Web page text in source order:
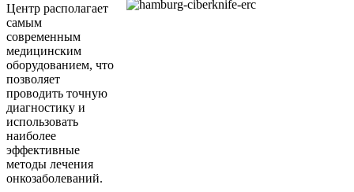
Центр располагает
самым
современным
медицинским
оборудованием, что
позволяет
проводить точную
диагностику и
использовать
наиболее
эффективные
методы лечения
онкозаболеваний.